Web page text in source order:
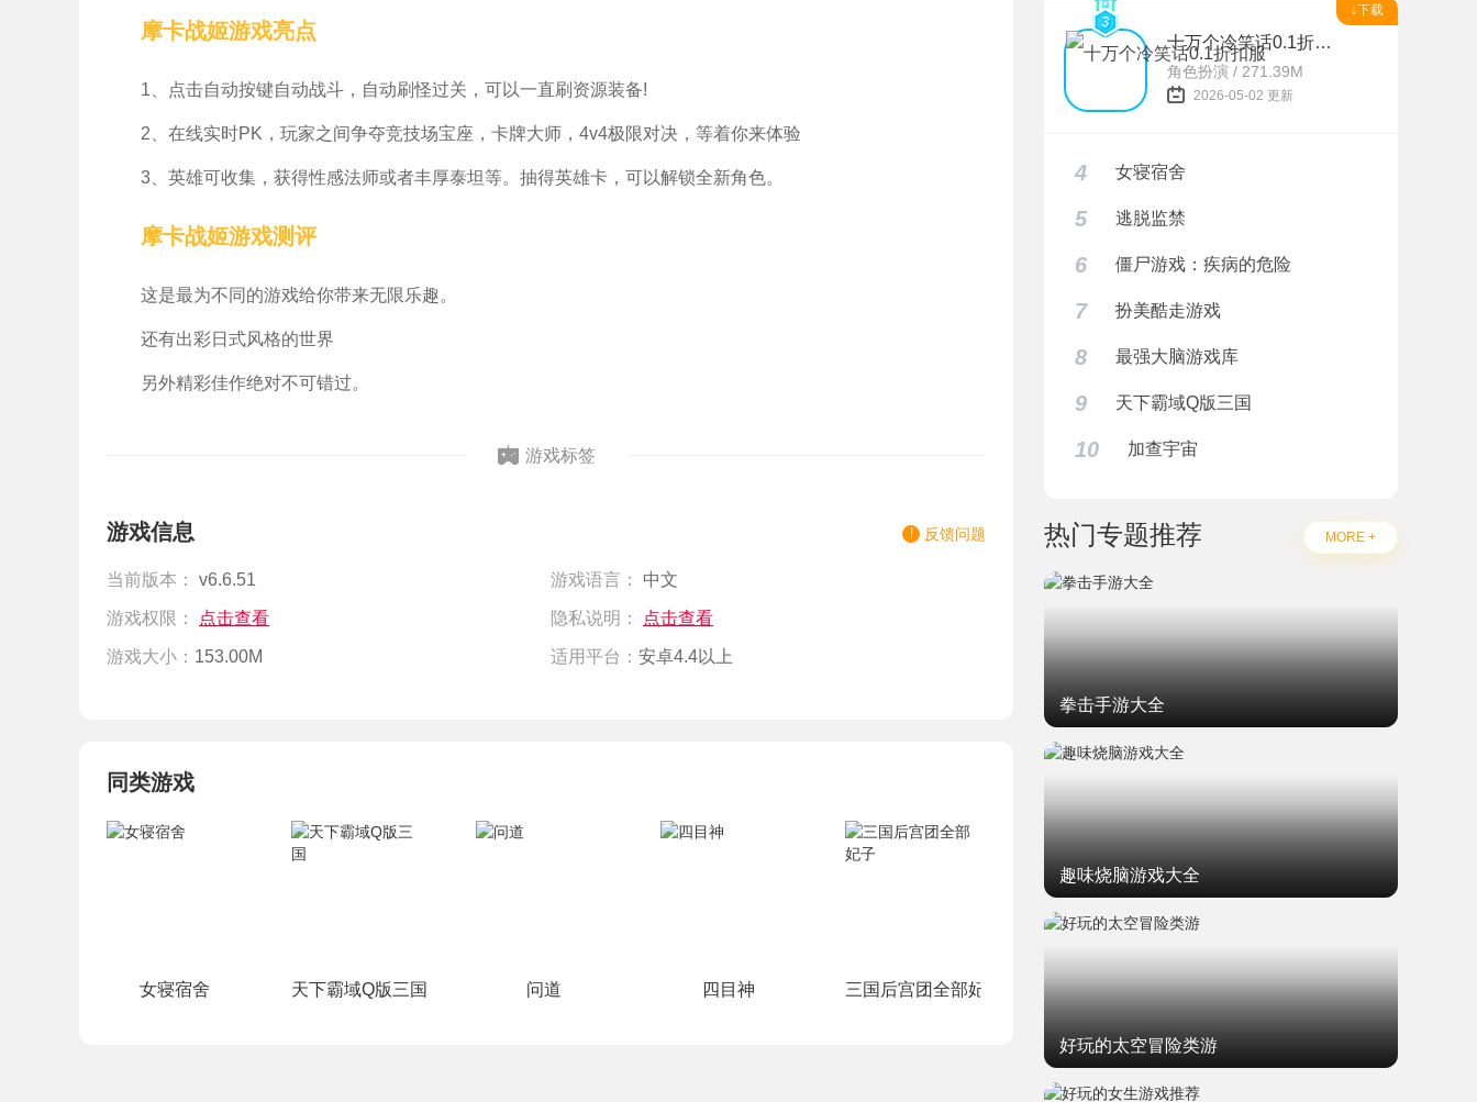
摩卡战姬游戏亮点
1、点击自动按键自动战斗，自动刷怪过关，可以一直刷资源装备!
2、在线实时PK，玩家之间争夺竞技场宝座，卡牌大师，4v4极限对决，等着你来体验
3、英雄可收集，获得性感法师或者丰厚泰坦等。抽得英雄卡，可以解锁全新角色。
摩卡战姬游戏测评
这是最为不同的游戏给你带来无限乐趣。
还有出彩日式风格的世界
另外精彩佳作绝对不可错过。
游戏标签
游戏信息 反馈问题
当前版本： v6.6.51 游戏语言： 中文
游戏权限： 点击查看 隐私说明： 点击查看
游戏大小： 153.00M 适用平台： 安卓4.4以上
同类游戏
女寝宿舍 天下霸域Q版三国 问道 四目神 三国后宫团全部妃子
↓下载
十万个冷笑话0.1折扣服
角色扮演 / 271.39M
2026-05-02 更新
4 女寝宿舍
5 逃脱监禁
6 僵尸游戏：疾病的危险
7 扮美酷走游戏
8 最强大脑游戏库
9 天下霸域Q版三国
10 加查宇宙
热门专题推荐 MORE +
拳击手游大全
趣味烧脑游戏大全
好玩的太空冒险类游